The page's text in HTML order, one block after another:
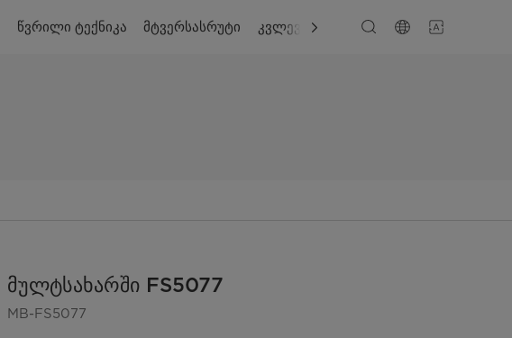
წვრილი ტექნიკა მტვერსასრუტი კვლევა მხარდაჭერა
მულტსახარში FS5077
MB-FS5077